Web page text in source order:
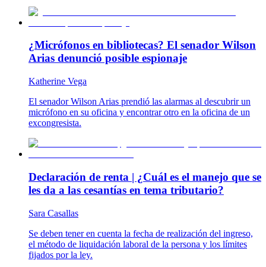
¿Micrófonos en bibliotecas? El senador Wilson
Arias denunció posible espionaje
Katherine Vega
El senador Wilson Arias prendió las alarmas al descubrir un
micrófono en su oficina y encontrar otro en la oficina de un
excongresista.
Declaración de renta | ¿Cuál es el manejo que se
les da a las cesantías en tema tributario?
Sara Casallas
Se deben tener en cuenta la fecha de realización del ingreso,
el método de liquidación laboral de la persona y los límites
fijados por la ley.